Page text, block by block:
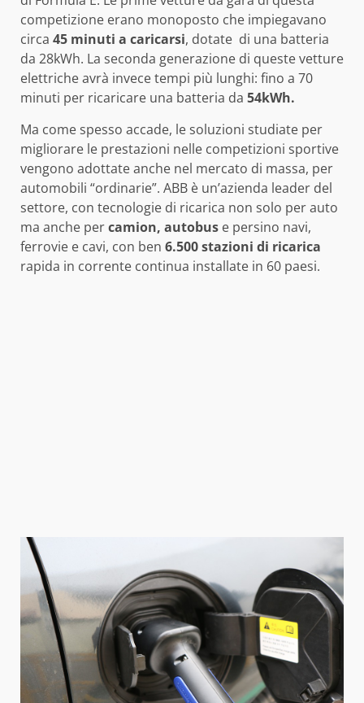
competizione erano monoposto che impiegavano
circa 45 minuti a caricarsi, dotate di una batteria
da 28kWh. La seconda generazione di queste vetture
elettriche avrà invece tempi più lunghi: fino a 70
minuti per ricaricare una batteria da 54kWh.
Ma come spesso accade, le soluzioni studiate per
migliorare le prestazioni nelle competizioni sportive
vengono adottate anche nel mercato di massa, per
automobili “ordinarie”. ABB è un’azienda leader del
settore, con tecnologie di ricarica non solo per auto
ma anche percamion, autobus e persino navi,
ferrovie e cavi, con ben 6.500 stazioni di ricarica
rapida in corrente continua installate in 60 paesi.